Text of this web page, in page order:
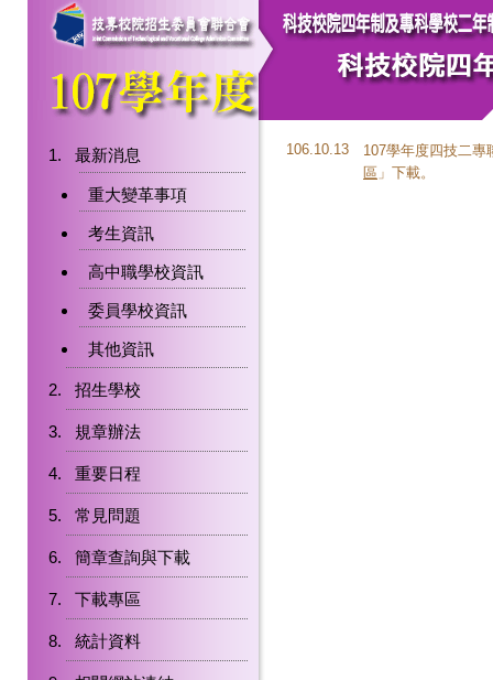
最新消息
重大變革事項
考生資訊
高中職學校資訊
委員學校資訊
其他資訊
招生學校
規章辦法
重要日程
常見問題
簡章查詢與下載
下載專區
統計資料
106.10.13
107學年度四技二
區 」下載。